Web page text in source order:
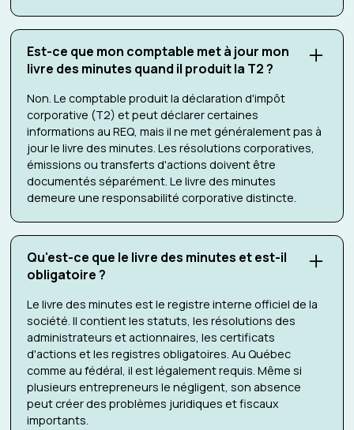
Est-ce que mon comptable met à jour mon
livre des minutes quand il produit la T2 ?
Non. Le comptable produit la déclaration d'impôt
corporative (T2) et peut déclarer certaines
informations au REQ, mais il ne met généralement pas à
jour le livre des minutes. Les résolutions corporatives,
émissions ou transferts d'actions doivent être
documentés séparément. Le livre des minutes
demeure une responsabilité corporative distincte.
Qu'est-ce que le livre des minutes et est-il
obligatoire ?
Le livre des minutes est le registre interne officiel de la
société. Il contient les statuts, les résolutions des
administrateurs et actionnaires, les certificats
d'actions et les registres obligatoires. Au Québec
comme au fédéral, il est légalement requis. Même si
plusieurs entrepreneurs le négligent, son absence
peut créer des problèmes juridiques et fiscaux
importants.